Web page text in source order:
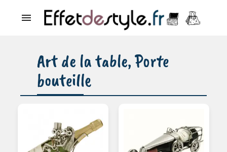

Art de la table, Porte
bouteille